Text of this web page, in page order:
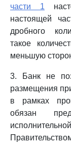
части 1
настоящей
дробного
такое
меньшую
3. Банк не
размещения
в рамках
обязан